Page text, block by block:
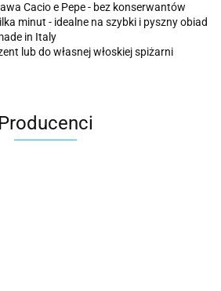
Cacio e Pepe - bez konserwantów
minut - idealne na szybki i pyszny obiad
in Italy
lub do własnej włoskiej spiżarni
Producenci